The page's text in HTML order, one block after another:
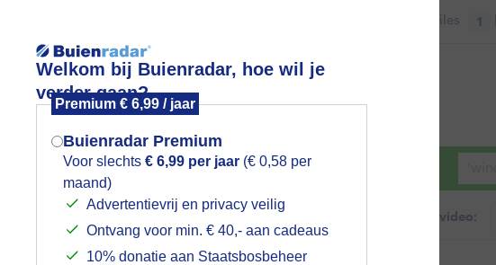
Welkom bij Buienradar, hoe wil je
verder gaan?
Premium € 6,99 / jaar
Buienradar Premium
Voor slechts € 6,99 per jaar (€ 0,58 per
maand)
Advertentievrij en privacy veilig
Ontvang voor min. € 40,- aan cadeaus
10% donatie aan Staatsbosbeheer
Files 1
Foto en video Weerzine
Zoeken in foto & video:
Mogen we je locatie gebruiken voor
het weer?